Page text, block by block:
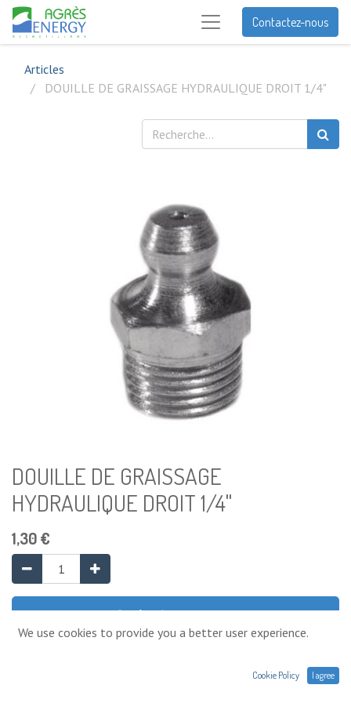
Contactez-nous
Articles
DOUILLE DE GRAISSAGE HYDRAULIQUE DROIT 1/4"
DOUILLE DE GRAISSAGE
HYDRAULIQUE DROIT 1/4"
1,30€
Ajouter au panier
We use cookies to provide you a better user experience.
Cookie Policy I agree